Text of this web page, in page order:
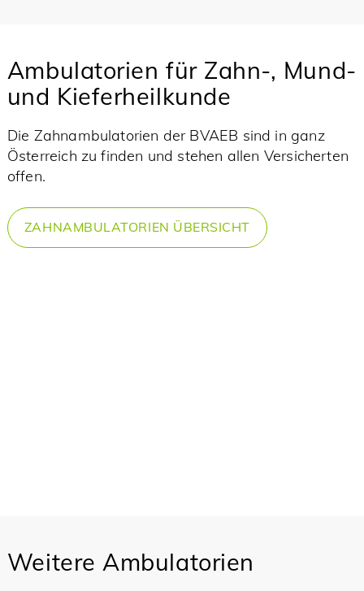
Ambulatorien für Zahn-, Mund-
und Kieferheilkunde
Die Zahnambulatorien der BVAEB sind in ganz
Österreich zu finden und stehen allen Versicherten
offen.
ZAHNAMBULATORIEN ÜBERSICHT
Weitere Ambulatorien